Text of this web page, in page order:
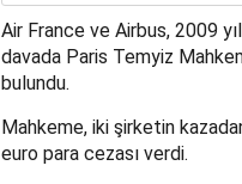
Air France ve Airbus, 2009
davada Paris Temyiz
bulundu.
Mahkeme, iki şirketin
euro para cezası verdi.